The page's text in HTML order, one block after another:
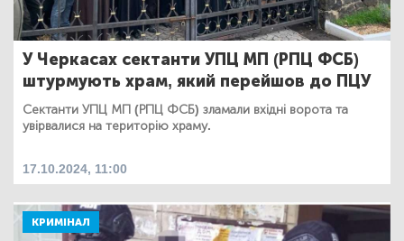
У Черкасах сектанти УПЦ МП (РПЦ ФСБ)
штурмують храм, який перейшов до ПЦУ
Сектанти УПЦ МП (РПЦ ФСБ) зламали вхідні ворота та
увірвалися на територію храму.
17.10.2024, 11:00
КРИМІНАЛ